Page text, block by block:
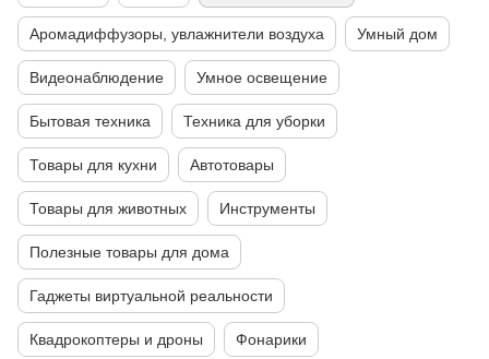
Аромадиффузоры, увлажнители воздуха Умный дом
Видеонаблюдение Умное освещение
Бытовая техника Техника для уборки
Товары для кухни Автотовары
Товары для животных Инструменты
Полезные товары для дома
Гаджеты виртуальной реальности
Квадрокоптеры и дроны Фонарики